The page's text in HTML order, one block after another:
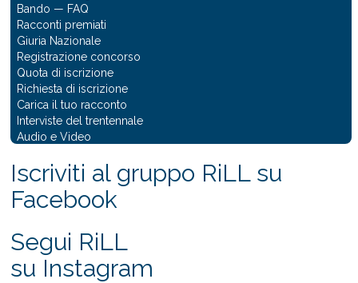
Bando — FAQ
Racconti premiati
Giuria Nazionale
Registrazione concorso
Quota di iscrizione
Richiesta di iscrizione
Carica il tuo racconto
Interviste del trentennale
Audio e Video
Iscriviti al gruppo RiLL su
Facebook
Segui RiLL
su Instagram